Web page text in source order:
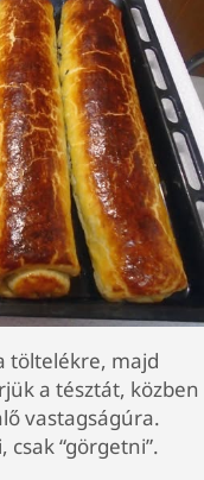
töltelékre, majd
a tésztát, közben
vastagságúra.
“görgetni”.